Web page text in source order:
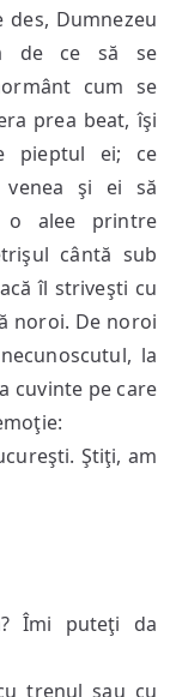
des, Dumnezeu
de ce să se
cum se
prea beat, îşi
pieptul ei; ce
venea şi ei să
alee printre
cântă sub
îl striveşti cu
noroi. De noroi
la
cuvinte pe care
Ştiţi, am
Îmi puteţi da
trenul sau cu